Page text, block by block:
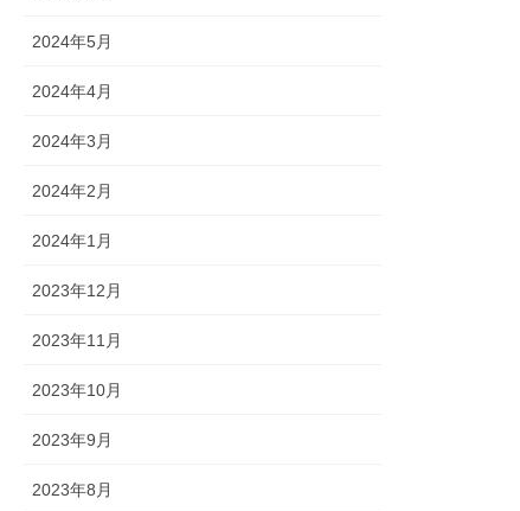
2024年5月
2024年4月
2024年3月
2024年2月
2024年1月
2023年12月
2023年11月
2023年10月
2023年9月
2023年8月